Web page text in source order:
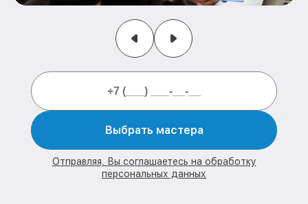
Выбрать мастера
Отправляя, Вы соглашаетесь на обработку
персональных данных